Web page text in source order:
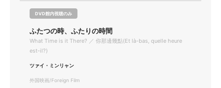
DVD館内視聴のみ
ふたつの時、ふたりの時間
What Time is it There? ／ 你那邊幾點(Et là-bas, quelle heure
est-il?)
ツァイ・ミンリャン
外国映画/Foreign Film